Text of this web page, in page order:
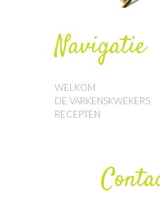
Navigatie
WELKOM
DE VARKENSKWEKERS
RECEPTEN